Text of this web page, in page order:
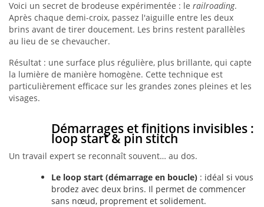
Voici un secret de brodeuse expérimentée : le railroading.
Après chaque demi-croix, passez l'aiguille entre les deux
brins avant de tirer doucement. Les brins restent parallèles
au lieu de se chevaucher.
Résultat : une surface plus régulière, plus brillante, qui capte
la lumière de manière homogène. Cette technique est
particulièrement efficace sur les grandes zones pleines et les
visages.
Démarrages et finitions invisibles :
loop start & pin stitch
Un travail expert se reconnaît souvent… au dos.
Le loop start (démarrage en boucle) : idéal si vous
brodez avec deux brins. Il permet de commencer
sans nœud, proprement et solidement.